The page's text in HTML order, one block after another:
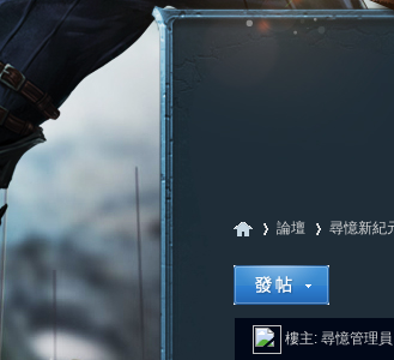
»
論壇
›
尋憶新紀
樓主: 尋憶管理員